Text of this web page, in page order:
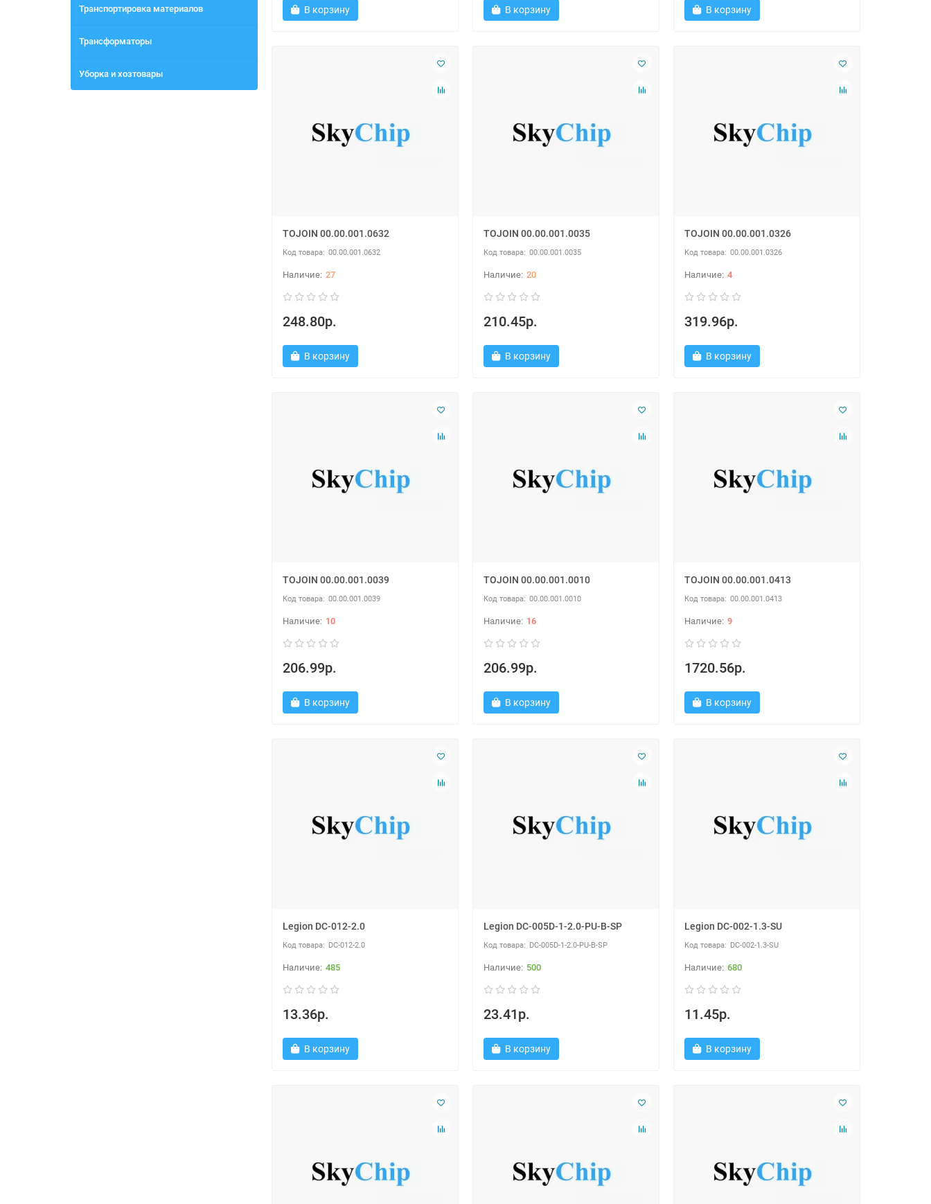
Транспортировка материалов
Трансформаторы
Уборка и хозтовары
В корзину В корзину В корзину
TOJOIN 00.00.001.0632
00.00.001.0632
27
248.80р.
В корзину
TOJOIN 00.00.001.0035
00.00.001.0035
20
210.45р.
В корзину
TOJOIN 00.00.001.0326
00.00.001.0326
4
319.96р.
В корзину
TOJOIN 00.00.001.0039
00.00.001.0039
10
206.99р.
В корзину
TOJOIN 00.00.001.0010
00.00.001.0010
16
206.99р.
В корзину
TOJOIN 00.00.001.0413
00.00.001.0413
9
1720.56р.
В корзину
Legion DC-012-2.0
DC-012-2.0
485
13.36р.
В корзину
Legion DC-005D-1-2.0-PU-B-SP
DC-005D-1-2.0-PU-B-SP
500
23.41р.
В корзину
Legion DC-002-1.3-SU
DC-002-1.3-SU
680
11.45р.
В корзину